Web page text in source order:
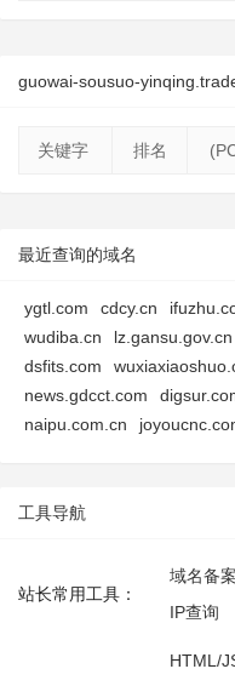
guowai-sousuo-
关键字 排名
最近查询的域名
ygtl.com cdcy.cn
wudiba.cn
lz.gansu.gov.cn
dsfits.com
news.gdcct.com
naipu.com.cn
工具导航
站长常用工具：
域名备
IP查询
HTML/